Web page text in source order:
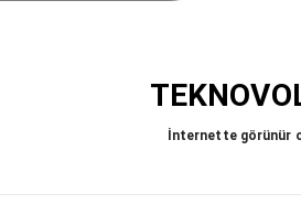
İnternette görünür